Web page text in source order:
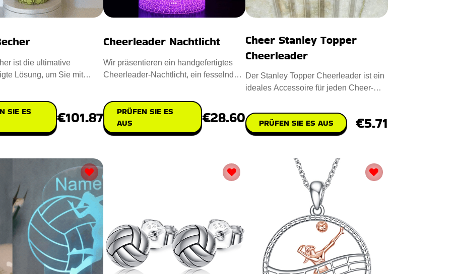
ist die ultimative
Lösung, um Sie mit
SIE ES
€101.87
Cheerleader Nachtlicht
Wir präsentieren ein handgefertigtes
Cheerleader-Nachtlicht, ein fesselndes
PRÜFEN SIE ES
AUS
€28.60
Cheer Stanley Topper
Cheerleader
Der Stanley Topper Cheerleader ist ein
ideales Accessoire für jeden Cheer-
PRÜFEN SIE ES AUS €5.71